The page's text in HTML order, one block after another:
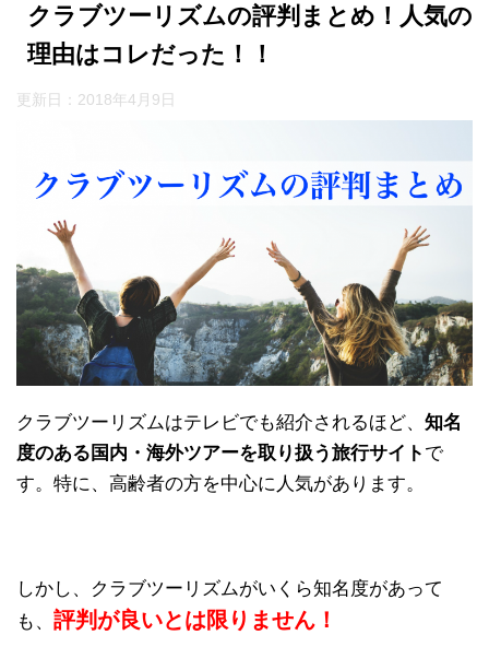
クラブツーリズムの評判まとめ！人気の
理由はコレだった！！
更新日： 2018年4月9日
クラブツーリズムはテレビでも紹介されるほど、 知名
度のある国内・海外ツアーを取り扱う旅行サイト で
す。特に、高齢者の方を中心に人気があります。
しかし、クラブツーリズムがいくら知名度があって
も、 評判が良いとは限りません！